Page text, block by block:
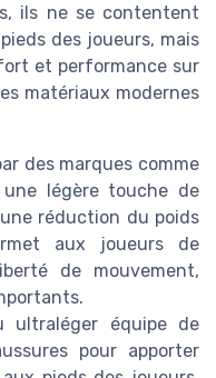
ils ne se contentent
des joueurs, mais
et performance sur
matériaux modernes
des marques comme
légère touche de
réduction du poids
aux joueurs de
de mouvement,
ultraléger équipe de
pour apporter